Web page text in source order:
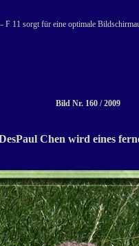
F 11 sorgt für eine optimale
Bild Nr. 160 / 2009
Chen wird eines